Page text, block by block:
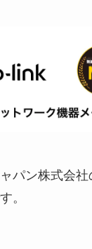
パン株式会
。